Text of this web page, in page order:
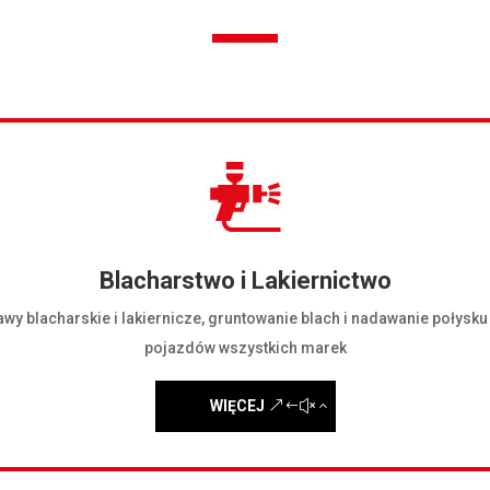
Blacharstwo i Lakiernictwo
blacharskie i lakiernicze, gruntowanie blach i nadawanie
pojazdów wszystkich marek
WIĘCEJ